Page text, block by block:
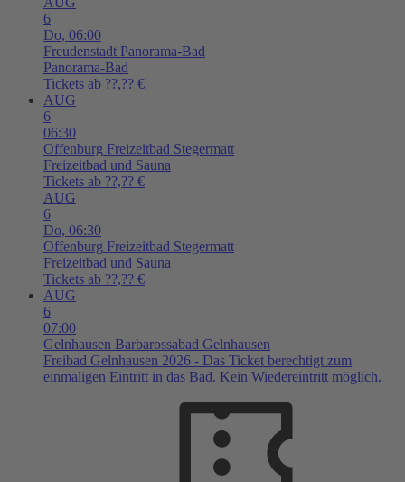
6
Do, 06:00
Freudenstadt Panorama-Bad
Panorama-Bad
Tickets ab ??,?? €
AUG
6
06:30
Offenburg Freizeitbad Stegermatt
Freizeitbad und Sauna
Tickets ab ??,?? €
AUG
6
Do, 06:30
Offenburg Freizeitbad Stegermatt
Freizeitbad und Sauna
Tickets ab ??,?? €
AUG
6
07:00
Gelnhausen Barbarossabad Gelnhausen
Freibad Gelnhausen 2026 - Das Ticket berechtigt zum
einmaligen Eintritt in das Bad. Kein Wiedereintritt möglich.